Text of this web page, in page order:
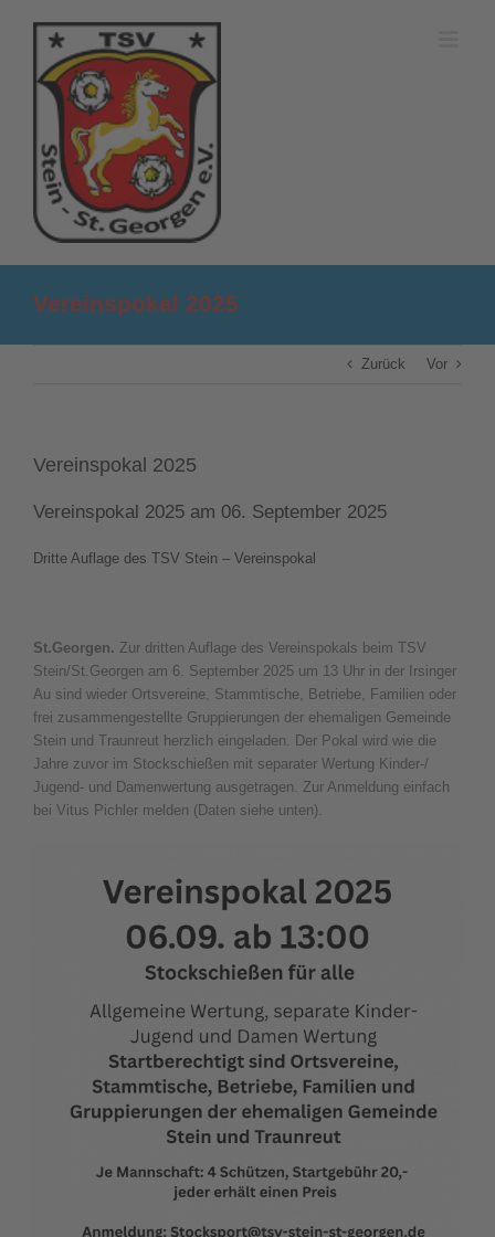
Vereinspokal 2025
Zurück Vor
Vereinspokal 2025
Vereinspokal 2025 am 06. September 2025
Dritte Auflage des TSV Stein – Vereinspokal
St.Georgen. Zur dritten Auflage des Vereinspokals beim TSV
Stein/St.Georgen am 6. September 2025 um 13 Uhr in der Irsinger
Au sind wieder Ortsvereine, Stammtische, Betriebe, Familien oder
frei zusammengestellte Gruppierungen der ehemaligen Gemeinde
Stein und Traunreut herzlich eingeladen. Der Pokal wird wie die
Jahre zuvor im Stockschießen mit separater Wertung Kinder-/
Jugend- und Damenwertung ausgetragen. Zur Anmeldung einfach
bei Vitus Pichler melden (Daten siehe unten).